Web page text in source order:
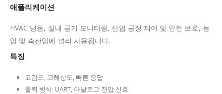
애플리케이션
HVAC 냉동, 실내 공기 모니터링, 산업 공정 제어 및 안전 보호, 농
업 및 축산업에 널리 사용됩니다.
특징
고감도, 고해상도, 빠른 응답
출력 방식: UART, 아날로그 전압 신호